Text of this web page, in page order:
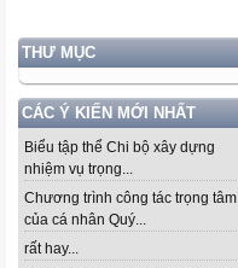
THƯ MỤC
CÁC Ý KIẾN MỚI NHẤT
Biểu tập thể Chi bộ xây dựng
nhiệm vụ trọng...
Chương trình công tác trọng tâm
của cá nhân Quý...
rất hay...